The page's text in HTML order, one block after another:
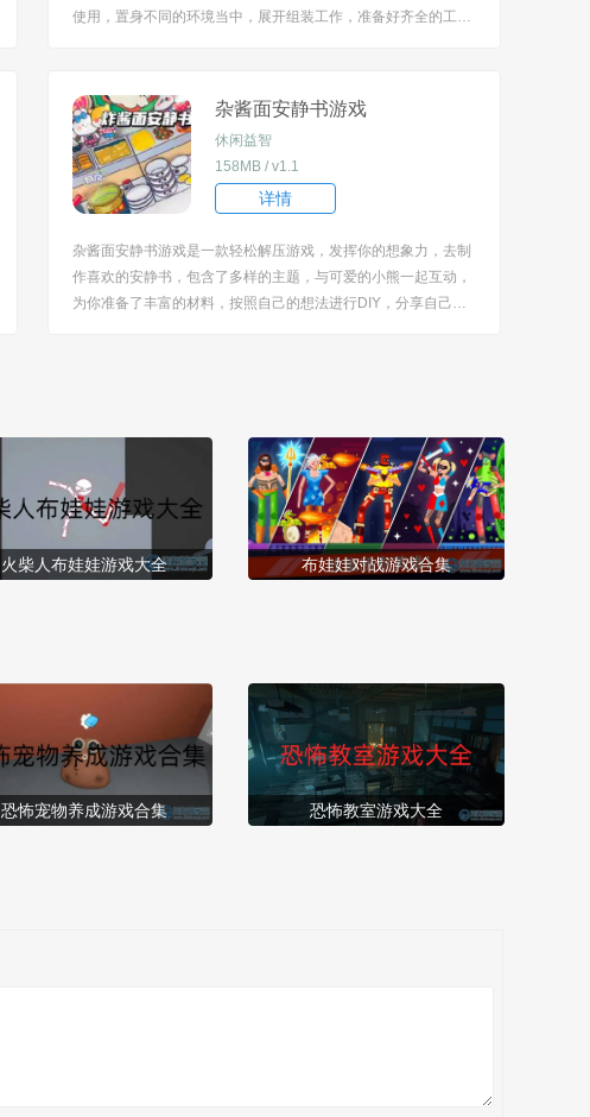
使用，置身不同的环境当中，展开组装工作，准备好齐全的工
实，模拟了电脑内部的结...
杂酱面安静书游戏
休闲益智
158MB / v1.1
详情
杂酱面安静书游戏是一款轻松解压游戏，发挥你的想象力，去制
作喜欢的安静书，包含了多样的主题，与可爱的小熊一起互动，
为你准备了丰富的材料，按照自己的想法进行DIY，分享自己的
火柴人布娃娃游戏大全 布娃娃对战游戏合集
恐怖宠物养成游戏合集 恐怖教室游戏大全